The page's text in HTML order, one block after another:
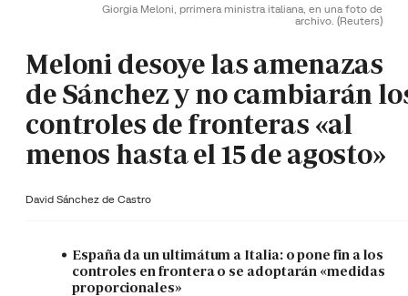
Giorgia Meloni, prrimera ministra italiana, en una foto de
archivo. (Reuters)
Meloni desoye las amenazas
de Sánchez y no cambiarán
controles de fronteras «al
menos hasta el 15 de agosto»
David Sánchez de Castro
España da un ultimátum a Italia: o pone fin a los
controles en frontera o se adoptarán «medidas
proporcionales»